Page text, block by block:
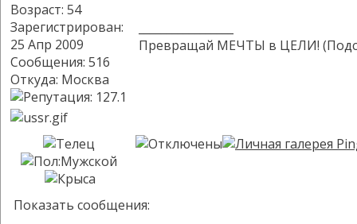
Возраст: 54
Зарегистрирован:
25 Апр 2009
Сообщения: 516
Откуда: Москва
Превращай МЕЧТЫ в ЦЕЛИ!
Показать сообщения: